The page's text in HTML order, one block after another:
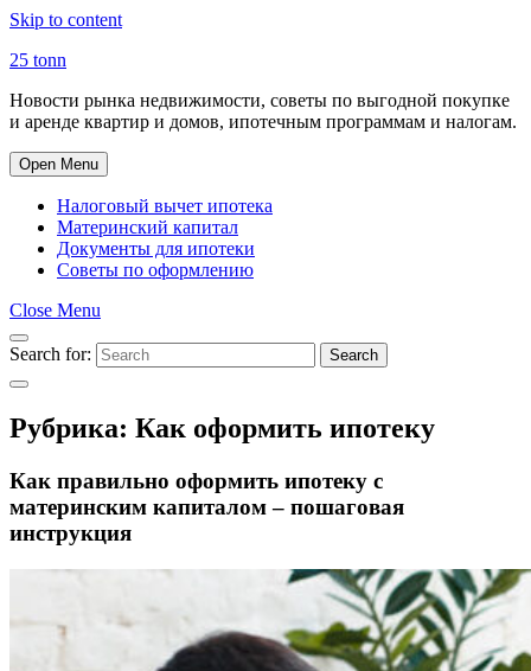
Skip to content
25 tonn
Новости рынка недвижимости, советы по выгодной покупке
и аренде квартир и домов, ипотечным программам и налогам.
Open Menu
Налоговый вычет ипотека
Материнский капитал
Документы для ипотеки
Советы по оформлению
Close Menu
Search for: Search
Рубрика: Как оформить ипотеку
Как правильно оформить ипотеку с
материнским капиталом – пошаговая
инструкция